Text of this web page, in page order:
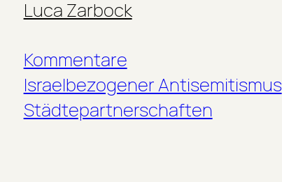
Luca Zarbock
Kommentare
Israelbezogener Antisemitismus
Städtepartnerschaften